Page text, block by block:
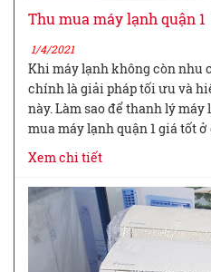
Thu mua máy lạnh quận 1
1/4/2021
Khi máy lạnh không còn nhu
chính là giải pháp tối ưu và
này. Làm sao để thanh lý
mua máy lạnh quận 1 giá tốt ở
Xem chi tiết